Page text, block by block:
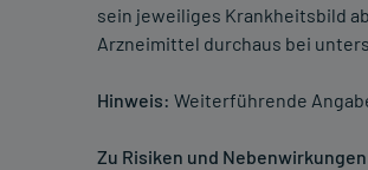
sein jeweiliges Krankheitsbild
Arzneimittel durchaus bei
Hinweis: Weiterführende
Zu Risiken und